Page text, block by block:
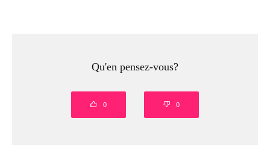
Qu'en pensez-vous?
0 0